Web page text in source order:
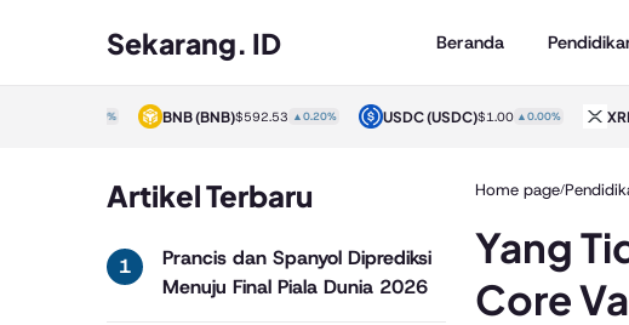
Sekarang. ID Beranda
BNB(BNB)$592.53▲0.20% USDC(USDC)$1.00▲0.00% XRP
Artikel Terbaru
Prancis dan Spanyol Diprediksi
Menuju Final Piala Dunia 2026
Home page/
Yang
Core